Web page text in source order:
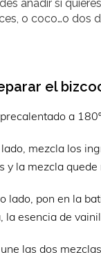
añadir si
o coco…o dos
el
a
mezcla los
y la mezcla quede
lado, pon en la
la esencia de
las dos